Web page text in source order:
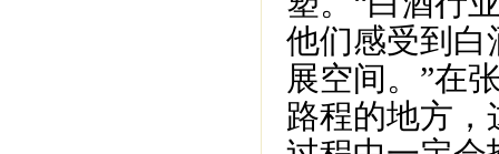
他们感受到白
展空间。”在
路程的地方